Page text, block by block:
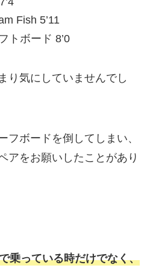
Fish 5’11
トボード 8’0
り気にしていませんでし
フボードを倒してしまい、
アをお願いしたことがあり
乗っている時だけでなく、